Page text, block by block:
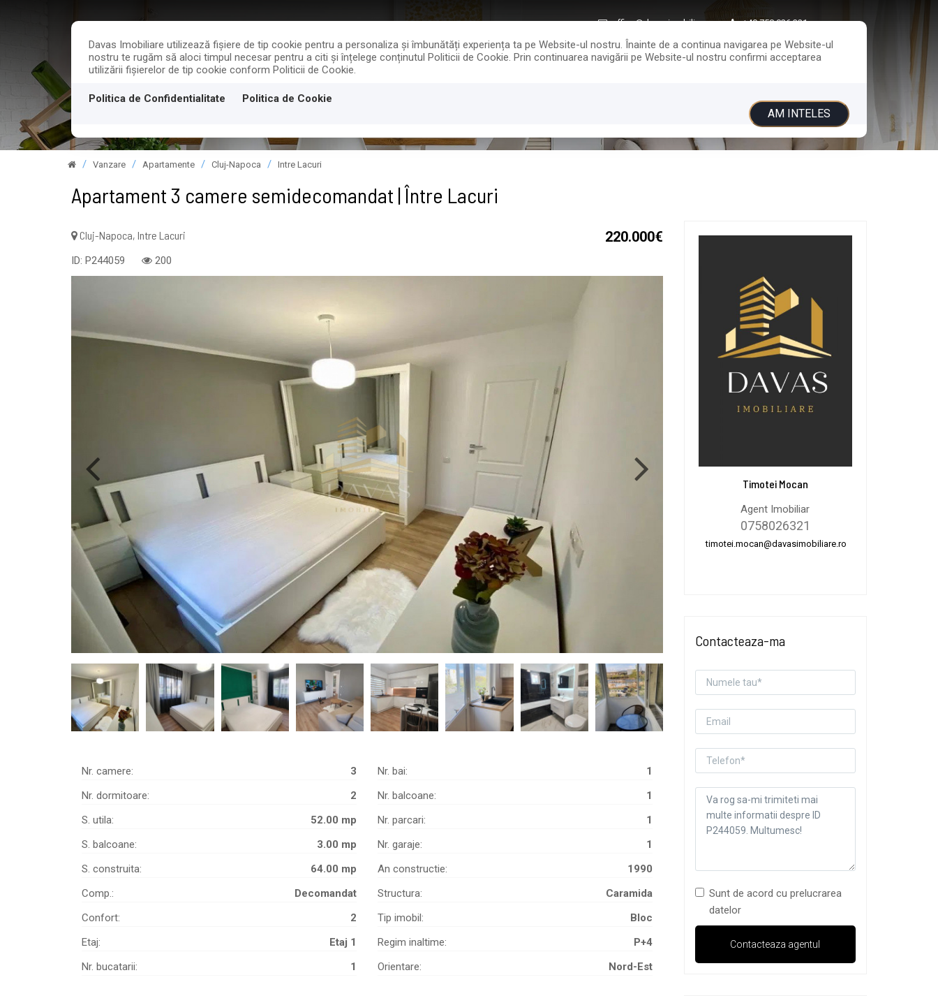
Davas Imobiliare utilizează fişiere de tip cookie pentru a personaliza și îmbunătăți experiența ta pe Website-ul nostru. Înainte de a continua navigarea pe Website-ul
nostru te rugăm să aloci timpul necesar pentru a citi și înțelege conținutul Politicii de Cookie. Prin continuarea navigării pe Website-ul nostru confirmi acceptarea
utilizării fişierelor de tip cookie conform Politicii de Cookie.
Politica de Confidentialitate Politica de Cookie
AM INTELES
office@davasimobiliare.ro +40 758 026 321
Vanzare Apartamente Cluj-Napoca Intre Lacuri
Apartament 3 camere semidecomandat | Între Lacuri
Cluj-Napoca, Intre Lacuri 220.000€
ID: P244059 200
Nr. camere:
3
Nr. dormitoare:
2
S. utila:
52.00 mp
S. balcoane:
3.00 mp
S. construita:
64.00 mp
Comp.:
Decomandat
Confort:
2
Etaj:
Etaj 1
Nr. bucatarii:
1
Nr. bai:
1
Nr. balcoane:
1
Nr. parcari:
1
Nr. garaje:
1
An constructie:
1990
Structura:
Caramida
Tip imobil:
Bloc
Regim inaltime:
P+4
Orientare:
Nord-Est
Timotei Mocan
Agent Imobiliar
0758026321
timotei.mocan@davasimobiliare.ro
Contacteaza-ma
Sunt de acord cu prelucrarea
datelor